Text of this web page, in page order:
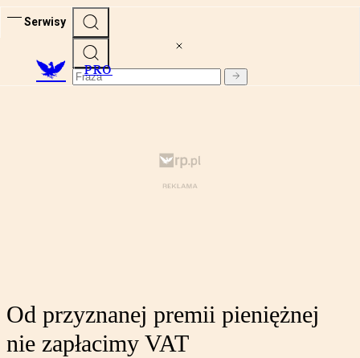
Serwisy
PRO
Od przyznanej premii pieniężnej
nie zapłacimy VAT